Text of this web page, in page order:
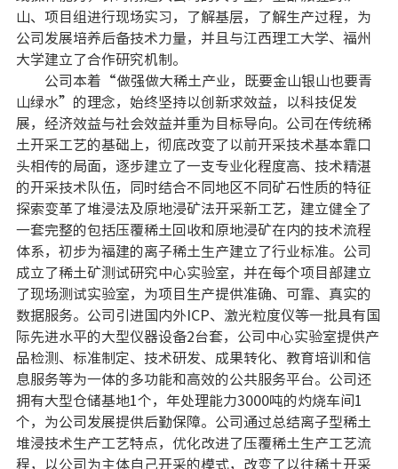
山、项目组进行现场实习，了解基层，了解生产过程，为
公司发展培养后备技术力量，并且与江西理工大学、福州
大学建立了合作研究机制。
公司本着“做强做大稀土产业，既要金山银山也要青
山绿水”的理念，始终坚持以创新求效益，以科技促发
展，经济效益与社会效益并重为目标导向。公司在传统稀
土开采工艺的基础上，彻底改变了以前开采技术基本靠口
头相传的局面，逐步建立了一支专业化程度高、技术精湛
的开采技术队伍，同时结合不同地区不同矿石性质的特征
探索变革了堆浸法及原地浸矿法开采新工艺，建立健全了
一套完整的包括压覆稀土回收和原地浸矿在内的技术流程
体系，初步为福建的离子稀土生产建立了行业标准。公司
成立了稀土矿测试研究中心实验室，并在每个项目部建立
了现场测试实验室，为项目生产提供准确、可靠、真实的
数据服务。公司引进国内外ICP、激光粒度仪等一批具有国
际先进水平的大型仪器设备2台套，公司中心实验室提供产
品检测、标准制定、技术研发、成果转化、教育培训和信
息服务等为一体的多功能和高效的公共服务平台。公司还
拥有大型仓储基地1个，年处理能力3000吨的灼烧车间1
个，为公司发展提供后勤保障。公司通过总结离子型稀土
堆浸技术生产工艺特点，优化改进了压覆稀土生产工艺流
程，以公司为主体自己开采的模式，改变了以往稀土开采